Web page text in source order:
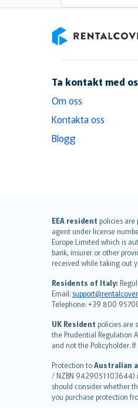
Ta kontakt med
Om oss
Kontakta oss
Blogg
EEA resident policies are
agent under license
Europe Limited which is
bank, insurer or other
received while taking out
Residents of Italy:
Email:
Telephone: +39 800
UK Resident policies are
the Prudential Regulation
and not the Policyholder.
Protection toAustralian
/ NZBN 9429051103644)
should consider whether
you purchase protection
English (UK)
English (US)
Deutsch
français
Nederlands
español
italiano
简体中文
繁體中文
Português
polski
עברית
Português
svenska